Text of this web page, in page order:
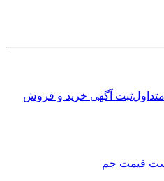
ثبت آگهی خرید و فروش
قیمت جم